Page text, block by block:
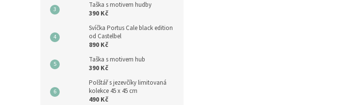
Taška s motivem hudby
390 Kč
Svíčka Portus Cale black edition
od Castelbel
890 Kč
Taška s motivem hub
390 Kč
Polštář s jezevčíky limitovaná
kolekce 45 x 45 cm
490 Kč